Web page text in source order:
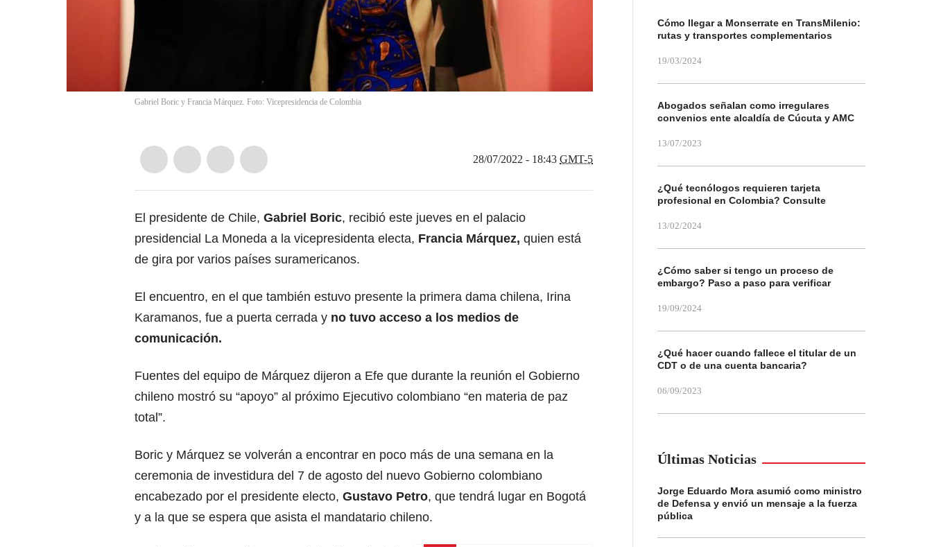
Gabriel Boric y Francia Márquez. Foto: Vicepresidencia de Colombia
28/07/2022 - 18:43 GMT-5
El presidente de Chile, Gabriel Boric, recibió este jueves en el palacio
presidencial La Moneda a la vicepresidenta electa, Francia Márquez, quien está
de gira por varios países suramericanos.
El encuentro, en el que también estuvo presente la primera dama chilena, Irina
Karamanos, fue a puerta cerrada y no tuvo acceso a los medios de
comunicación.
Fuentes del equipo de Márquez dijeron a Efe que durante la reunión el Gobierno
chileno mostró su “apoyo” al próximo Ejecutivo colombiano “en materia de paz
total”.
Boric y Márquez se volverán a encontrar en poco más de una semana en la
ceremonia de investidura del 7 de agosto del nuevo Gobierno colombiano
encabezado por el presidente electo, Gustavo Petro, que tendrá lugar en Bogotá
y a la que se espera que asista el mandatario chileno.
Cómo llegar a Monserrate en TransMilenio:
rutas y transportes complementarios
19/03/2024
Abogados señalan como irregulares
convenios ente alcaldía de Cúcuta y AMC
13/07/2023
¿Qué tecnólogos requieren tarjeta
profesional en Colombia? Consulte
13/02/2024
¿Cómo saber si tengo un proceso de
embargo? Paso a paso para verificar
19/09/2024
¿Qué hacer cuando fallece el titular de un
CDT o de una cuenta bancaria?
06/09/2023
Últimas Noticias
Jorge Eduardo Mora asumió como ministro
de Defensa y envió un mensaje a la fuerza
pública